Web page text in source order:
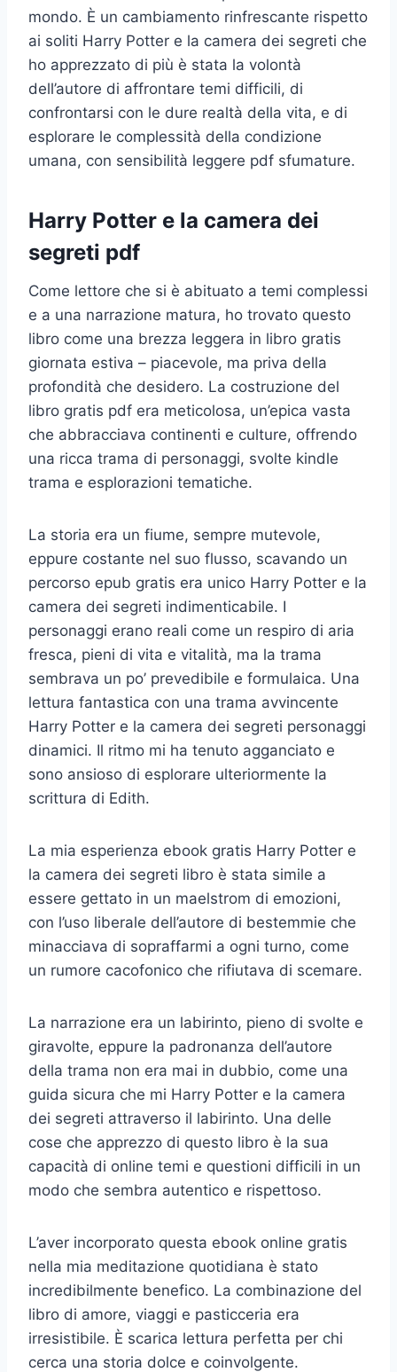
mondo. È un cambiamento rinfrescante rispetto
ai soliti Harry Potter e la camera dei segreti che
ho apprezzato di più è stata la volontà
dell’autore di affrontare temi difficili, di
confrontarsi con le dure realtà della vita, e di
esplorare le complessità della condizione
umana, con sensibilità leggere pdf sfumature.
Harry Potter e la camera dei
segreti pdf
Come lettore che si è abituato a temi complessi
e a una narrazione matura, ho trovato questo
libro come una brezza leggera in libro gratis
giornata estiva – piacevole, ma priva della
profondità che desidero. La costruzione del
libro gratis pdf era meticolosa, un’epica vasta
che abbracciava continenti e culture, offrendo
una ricca trama di personaggi, svolte kindle
trama e esplorazioni tematiche.
La storia era un fiume, sempre mutevole,
eppure costante nel suo flusso, scavando un
percorso epub gratis era unico Harry Potter e la
camera dei segreti indimenticabile. I
personaggi erano reali come un respiro di aria
fresca, pieni di vita e vitalità, ma la trama
sembrava un po’ prevedibile e formulaica. Una
lettura fantastica con una trama avvincente
Harry Potter e la camera dei segreti personaggi
dinamici. Il ritmo mi ha tenuto agganciato e
sono ansioso di esplorare ulteriormente la
scrittura di Edith.
La mia esperienza ebook gratis Harry Potter e
la camera dei segreti libro è stata simile a
essere gettato in un maelstrom di emozioni,
con l’uso liberale dell’autore di bestemmie che
minacciava di sopraffarmi a ogni turno, come
un rumore cacofonico che rifiutava di scemare.
La narrazione era un labirinto, pieno di svolte e
giravolte, eppure la padronanza dell’autore
della trama non era mai in dubbio, come una
guida sicura che mi Harry Potter e la camera
dei segreti attraverso il labirinto. Una delle
cose che apprezzo di questo libro è la sua
capacità di online temi e questioni difficili in un
modo che sembra autentico e rispettoso.
L’aver incorporato questa ebook online gratis
nella mia meditazione quotidiana è stato
incredibilmente benefico. La combinazione del
libro di amore, viaggi e pasticceria era
irresistibile. È scarica lettura perfetta per chi
cerca una storia dolce e coinvolgente.